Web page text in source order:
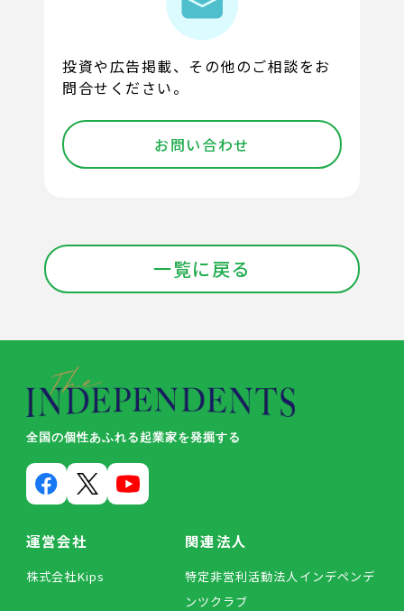
投資や広告掲載、その他のご相談をお
問合せください。
お問い合わせ
一覧に戻る
全国の個性あふれる起業家を発掘する
運営会社
株式会社Kips
関連法人
特定非営利活動法人インデペンデ
ンツクラブ